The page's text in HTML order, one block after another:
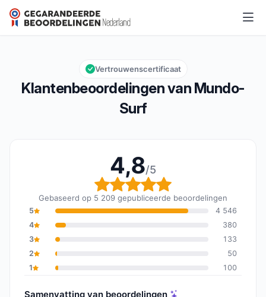
Mundo-Surf
Algemene beoordeling: 4,8 van 5
4,8/5
Klantenbeoordelingen van Mundo-
Surf
Vertrouwenscertificaat
4,8/5
Algemene
Gebaseerd op 5 209 gepubliceerde beoordelingen
5
4 546
4
380
3
133
2
50
1
100
Samenvatting van beoordelingen